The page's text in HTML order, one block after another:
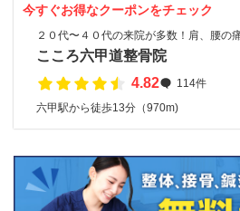
今すぐお得なクーポンをチェック
２０代〜４０代の来院が多数！肩、腰の
こころ六甲道整骨院
4.82
114件
六甲駅から徒歩13分（970m)